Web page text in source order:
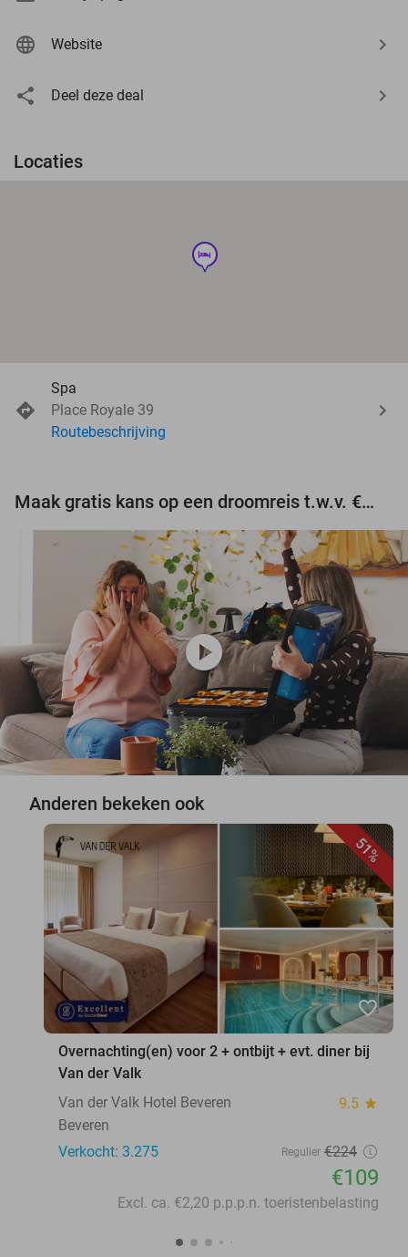
Website
Deel deze deal
Locaties
hotel
Spa
Place Royale 39
Routebeschrijving
Maak gratis kans op een droomreis t.w.v. €3.000!
play_circle
Anderen bekeken ook
51%
favorite_border
Overnachting(en) voor 2 + ontbijt + evt. diner bij
Van der Valk
Van der Valk Hotel Beveren
9.5 star
Beveren
Verkocht: 3.275
Regulier €224
€109
Excl. ca. €2,20 p.p.p.n. toeristenbelasting